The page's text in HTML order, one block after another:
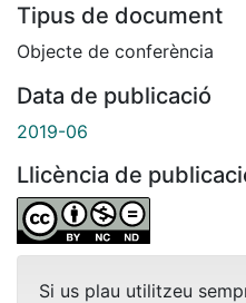
Tipus de document
Objecte de conferència
Data de publicació
2019-06
Llicència de
Si us plau utilitzeu